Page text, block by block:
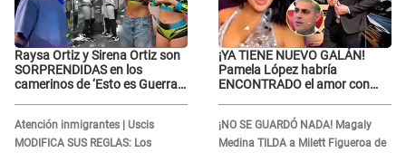
Raysa Ortiz y Sirena Ortiz son
SORPRENDIDAS en los
camerinos de ‘Esto es Guerra’
Gabriel Moisés: “Gracias”
Atención inmigrantes | Uscis
MODIFICA SUS REGLAS: Los
¡YA TIENE NUEVO GALÁN!
Pamela López habría
ENCONTRADO el amor con
¡NO SE GUARDÓ NADA! Magaly
Medina TILDA a Milett Figueroa de